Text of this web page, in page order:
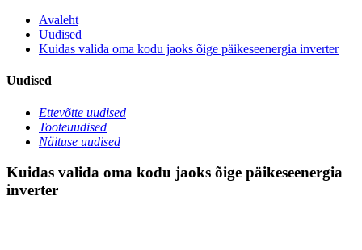
Avaleht
Uudised
Kuidas valida oma kodu jaoks õige päikeseenergia inverter
Uudised
Ettevõtte uudised
Tooteuudised
Näituse uudised
Kuidas valida oma kodu jaoks õige päikeseenergia
inverter